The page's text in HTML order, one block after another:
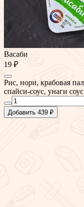
Васаби
19 ₽
Рис, нори, крабовая
спайси-соус, унаги
Добавить 439 ₽